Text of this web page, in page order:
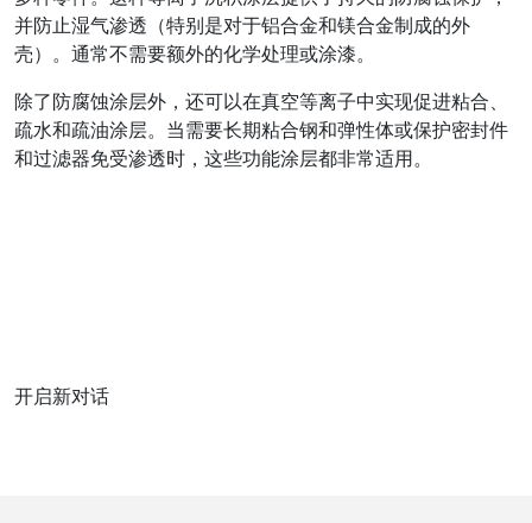
并防止湿气渗透（特别是对于铝合金和镁合金制成的外
壳）。通常不需要额外的化学处理或涂漆。
除了防腐蚀涂层外，还可以在真空等离子中实现促进粘合、
疏水和疏油涂层。当需要长期粘合钢和弹性体或保护密封件
和过滤器免受渗透时，这些功能涂层都非常适用。
开启新对话